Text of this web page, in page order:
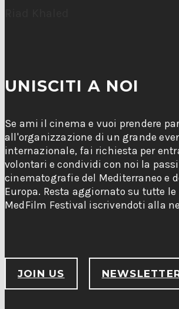
UNISCITI A NOI
Se ami il cinema e vuoi prendere
all'organizzazione di un grande
internazionale, fai richiesta per
volontari e condividi con noi la
cinematografie del Mediterraneo e
Europa. Resta aggiornato su tutte le
MedFilm Festival iscrivendoti alla
JOIN US